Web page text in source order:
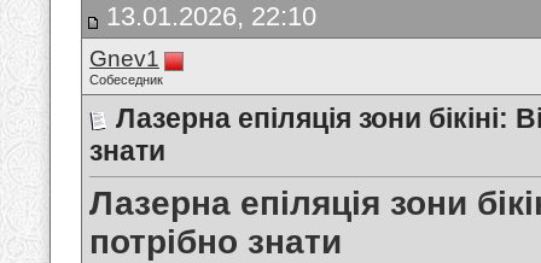
13.01.2026, 22:10
Gnev1
Собеседник
Лазерна епіляція зони бікіні:
знати
Лазерна епіляція зони
потрібно знати